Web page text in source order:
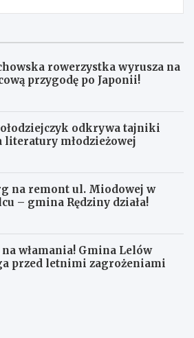
rowerzystka wyrusza na
przygodę po Japonii!
odkrywa tajniki
literatury młodzieżowej
na remont ul. Miodowej w
– gmina Rędziny działa!
na włamania! Gmina Lelów
przed letnimi zagrożeniami